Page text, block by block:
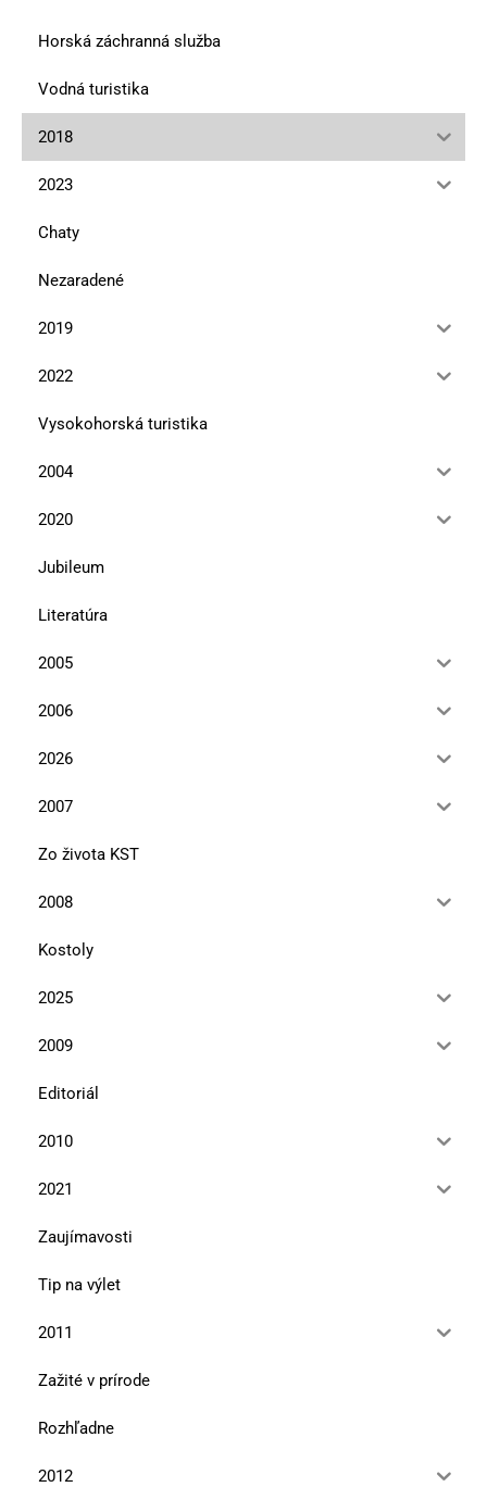
Horská záchranná služba
Vodná turistika
2018
2023
Chaty
Nezaradené
2019
2022
Vysokohorská turistika
2004
2020
Jubileum
Literatúra
2005
2006
2026
2007
Zo života KST
2008
Kostoly
2025
2009
Editoriál
2010
2021
Zaujímavosti
Tip na výlet
2011
Zažité v prírode
Rozhľadne
2012